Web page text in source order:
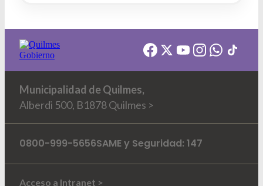
Municipalidad de Quilmes,
Alberdi 500, B1878 Quilmes >
0800-999-5656SAME y Seguridad: 147
Acceso a Intranet >